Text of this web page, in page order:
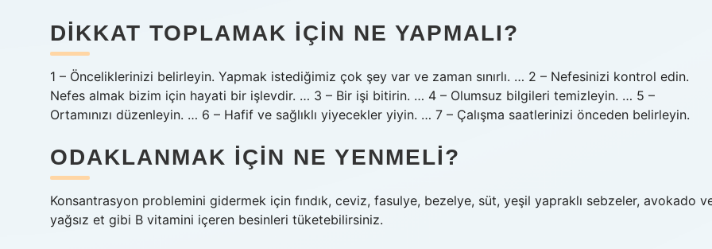
DIKKAT TOPLAMAK IÇIN NE YAPMALI?
1 – Önceliklerinizi belirleyin. Yapmak istediğimiz çok şey var ve zaman sınırlı. … 2 – Nefesinizi kontrol edin.
Nefes almak bizim için hayati bir işlevdir. … 3 – Bir işi bitirin. … 4 – Olumsuz bilgileri temizleyin. … 5 –
Ortamınızı düzenleyin. … 6 – Hafif ve sağlıklı yiyecekler yiyin. … 7 – Çalışma saatlerinizi önceden belirleyin.
ODAKLANMAK IÇIN NE YENMELI?
Konsantrasyon problemini gidermek için fındık, ceviz, fasulye, bezelye, süt, yeşil yapraklı sebzeler, avokado
yağsız et gibi B vitamini içeren besinleri tüketebilirsiniz.